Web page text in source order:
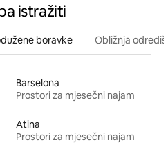
istražiti
boravke Obližnja
Barselona
Prostori za mjesečni najam
Atina
Prostori za mjesečni najam